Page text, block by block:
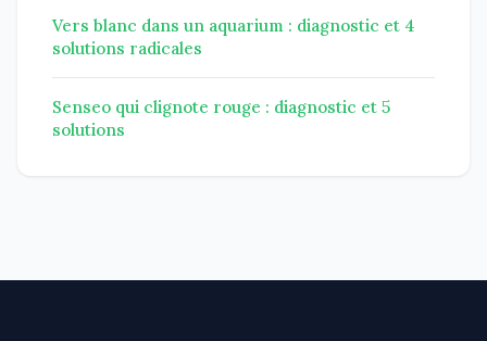
Vers blanc dans un aquarium : diagnostic et 4
solutions radicales
Senseo qui clignote rouge : diagnostic et 5
solutions